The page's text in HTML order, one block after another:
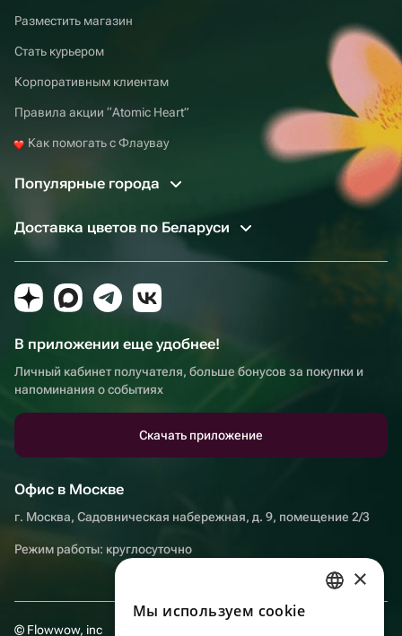
Разместить магазин
Стать курьером
Корпоративным клиентам
Правила акции “Atomic Heart”
Как помогать с Флаувау
Популярные города
Доставка цветов по Беларуси
В приложении еще удобнее!
Личный кабинет получателя, больше бонусов за покупки и
напоминания о событиях
Скачать приложение
Офис в Москве
г. Москва, Садовническая набережная, д. 9, помещение 2/3
Режим работы: круглосуточно
© Flowwow, inc
×
Мы используем сookie